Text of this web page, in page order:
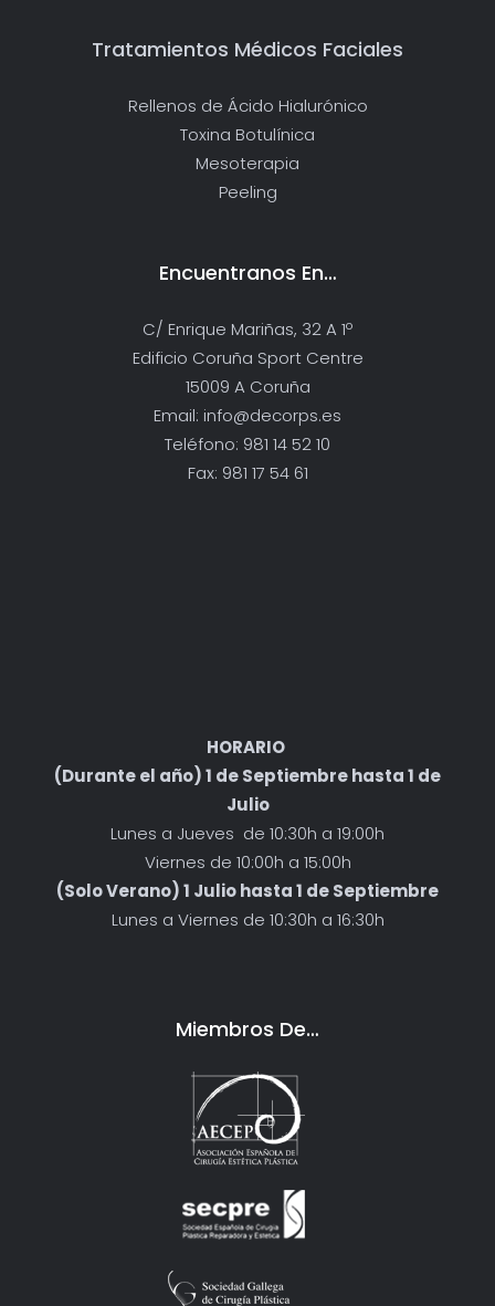
Tratamientos Médicos Faciales
Rellenos de Ácido Hialurónico
Toxina Botulínica
Mesoterapia
Peeling
Encuentranos En…
C/ Enrique Mariñas, 32 A 1º
Edificio Coruña Sport Centre
15009 A Coruña
Email: info@decorps.es
Teléfono: 981 14 52 10
Fax: 981 17 54 61
HORARIO
(Durante el año) 1 de Septiembre hasta 1 de
Julio
Lunes a Jueves de 10:30h a 19:00h
Viernes de 10:00h a 15:00h
(Solo Verano) 1 Julio hasta 1 de Septiembre
Lunes a Viernes de 10:30h a 16:30h
Miembros De…